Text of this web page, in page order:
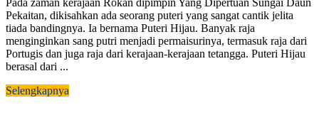
Pada zaman kerajaan Rokan dipimpin Yang Dipertuan Sungai Daun
Pekaitan, dikisahkan ada seorang puteri yang sangat cantik jelita
tiada bandingnya. Ia bernama Puteri Hijau. Banyak raja
menginginkan sang putri menjadi permaisurinya, termasuk raja dari
Portugis dan juga raja dari kerajaan-kerajaan tetangga. Puteri Hijau
berasal dari ...
Selengkapnya